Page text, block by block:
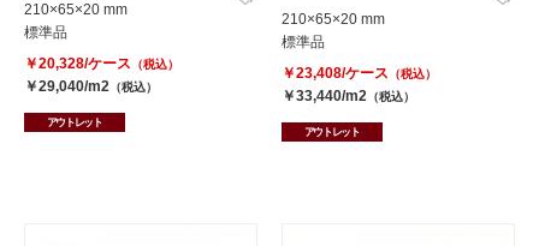
210×65×20 mm
標準品
￥20,328/ケース （税込）
￥29,040/m2 （税込）
アウトレット
210×65×20 mm
標準品
￥23,408/ケース （税込）
￥33,440/m2 （税込）
アウトレット